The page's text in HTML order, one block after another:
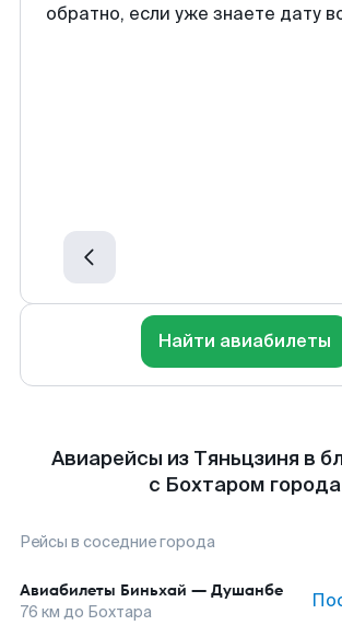
обратно, если уже знаете дату
Найти авиабилеты
Авиарейсы из Тяньцзиня в
с Бохтаром города
Рейсы в соседние города
Авиабилеты Биньхай — Душанбе
76 км до Бохтара